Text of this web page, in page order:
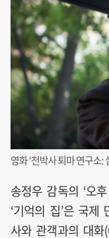
영화 ‘천박사 퇴마 연구소:
송정우 감독의 ‘오
‘기억의 집’은 국
사와 관객과의 대화